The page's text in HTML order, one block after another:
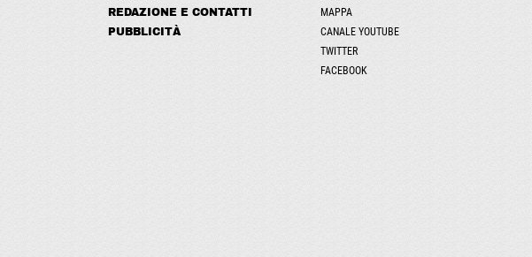
REDAZIONE E CONTATTI
PUBBLICITÀ
MAPPA
CANALE YOUTUBE
TWITTER
FACEBOOK